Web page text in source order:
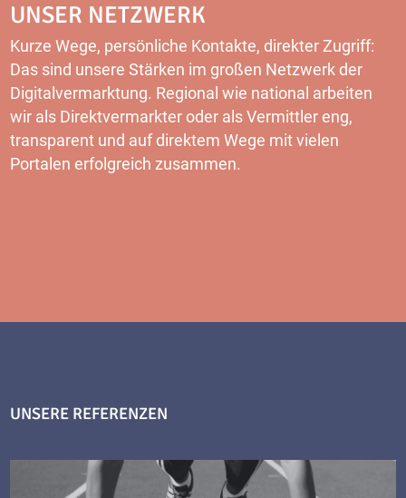
UNSER NETZWERK
Kurze Wege, persönliche Kontakte, direkter Zugriff:
Das sind unsere Stärken im großen Netzwerk der
Digitalvermarktung. Regional wie national arbeiten
wir als Direktvermarkter oder als Vermittler eng,
transparent und auf direktem Wege mit vielen
Portalen erfolgreich zusammen.
UNSERE REFERENZEN